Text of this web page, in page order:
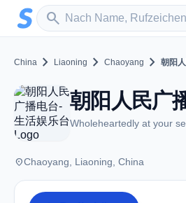
Zum Hauptinhalt springen
search
Sender suchen
China chevron_right Liaoning chevron_right Chaoyang chevron_right 朝阳
Wholeheartedly at your
placeChaoyang, Liaoning, China